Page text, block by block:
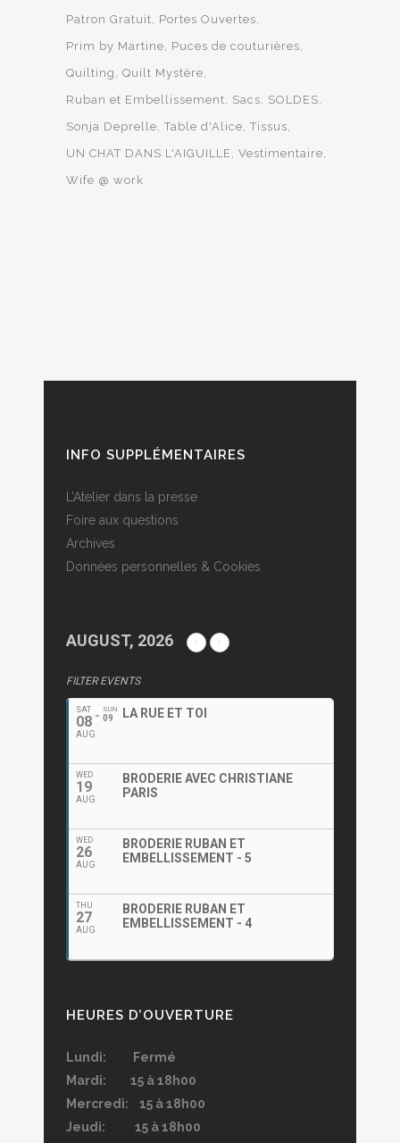
Patron Gratuit
Portes Ouvertes
Prim by Martine
Puces de couturières
Quilting
Quilt Mystère
Ruban et Embellissement
Sacs
SOLDES
Sonja Deprelle Table d'Alice Tissus
UN CHAT DANS L'AIGUILLE Vestimentaire
Wife @ work
INFO SUPPLÉMENTAIRES
L’Atelier dans la presse
Foire aux questions
Archives
Données personnelles & Cookies
AUGUST, 2026
FILTER EVENTS
SAT
08
AUG
SUN
09 LA RUE ET TOI
WED
19
AUG
BRODERIE AVEC CHRISTIANE
PARIS
WED
26
AUG
BRODERIE RUBAN ET
EMBELLISSEMENT - 5
THU
27
AUG
BRODERIE RUBAN ET
EMBELLISSEMENT - 4
HEURES D’OUVERTURE
Lundi: Fermé
Mardi: 15 à 18h00
Mercredi: 15 à 18h00
Jeudi: 15 à 18h00